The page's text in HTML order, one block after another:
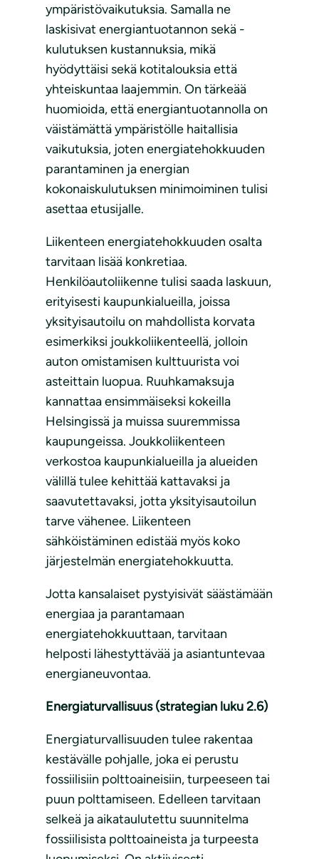
ympäristövaikutuksia. Samalla ne
laskisivat energiantuotannon sekä -
kulutuksen kustannuksia, mikä
hyödyttäisi sekä kotitalouksia että
yhteiskuntaa laajemmin. On tärkeää
huomioida, että energiantuotannolla on
väistämättä ympäristölle haitallisia
vaikutuksia, joten energiatehokkuuden
parantaminen ja energian
kokonaiskulutuksen minimoiminen tulisi
asettaa etusijalle.
Liikenteen energiatehokkuuden osalta
tarvitaan lisää konkretiaa.
Henkilöautoliikenne tulisi saada laskuun,
erityisesti kaupunkialueilla, joissa
yksityisautoilu on mahdollista korvata
esimerkiksi joukkoliikenteellä, jolloin
auton omistamisen kulttuurista voi
asteittain luopua. Ruuhkamaksuja
kannattaa ensimmäiseksi kokeilla
Helsingissä ja muissa suuremmissa
kaupungeissa. Joukkoliikenteen
verkostoa kaupunkialueilla ja alueiden
välillä tulee kehittää kattavaksi ja
saavutettavaksi, jotta yksityisautoilun
tarve vähenee. Liikenteen
sähköistäminen edistää myös koko
järjestelmän energiatehokkuutta.
Jotta kansalaiset pystyisivät säästämään
energiaa ja parantamaan
energiatehokkuuttaan, tarvitaan
helposti lähestyttävää ja asiantuntevaa
energianeuvontaa.
Energiaturvallisuus (strategian luku 2.6)
Energiaturvallisuuden tulee rakentaa
kestävälle pohjalle, joka ei perustu
fossiilisiin polttoaineisiin, turpeeseen tai
puun polttamiseen. Edelleen tarvitaan
selkeä ja aikataulutettu suunnitelma
fossiilisista polttoaineista ja turpeesta